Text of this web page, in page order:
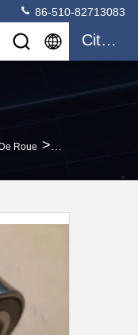
86-510-82713083
Citation
Roue >